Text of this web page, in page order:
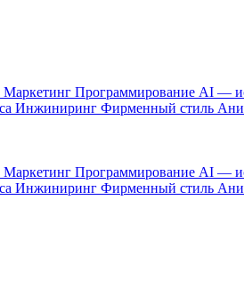
Маркетинг Программирование AI —
Инжиниринг Фирменный стиль
Маркетинг Программирование AI —
Инжиниринг Фирменный стиль